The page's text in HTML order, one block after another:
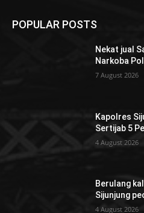
POPULAR POSTS
Nekat jual
Narkoba
7 August 2026
Kapolres
Sertijab 5
4 August 2026
Berulang
Sijunjung
4 August 2026